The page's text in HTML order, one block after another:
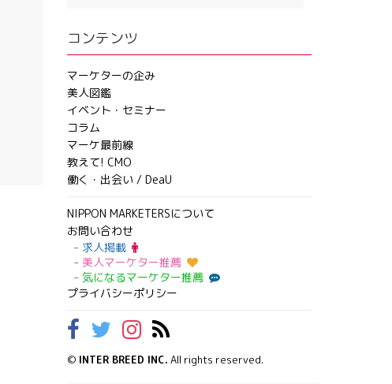
コンテンツ
マーケターの企み
美人図鑑
イベント・セミナー
コラム
マーケ最前線
教えて! CMO
働く・出会い / DeaU
NIPPON MARKETERSについて
お問い合わせ
求人掲載
美人マーケター推薦
気になるマーケター推薦
プライバシーポリシー
© INTER BREED INC. All rights reserved.